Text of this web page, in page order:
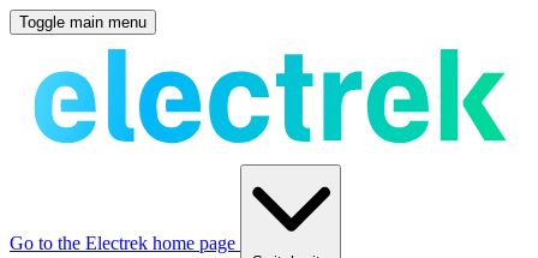
Toggle main menu
Go to the Electrek home page